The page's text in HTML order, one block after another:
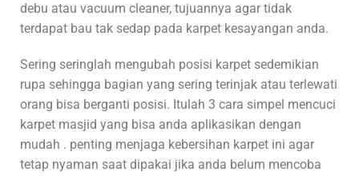
debu atau vacuum cleaner, tujuannya agar tidak
terdapat bau tak sedap pada karpet kesayangan anda.
Sering seringlah mengubah posisi karpet sedemikian
rupa sehingga bagian yang sering terinjak atau terlewati
orang bisa berganti posisi. Itulah 3 cara simpel mencuci
karpet masjid yang bisa anda aplikasikan dengan
mudah . penting menjaga kebersihan karpet ini agar
tetap nyaman saat dipakai jika anda belum mencoba